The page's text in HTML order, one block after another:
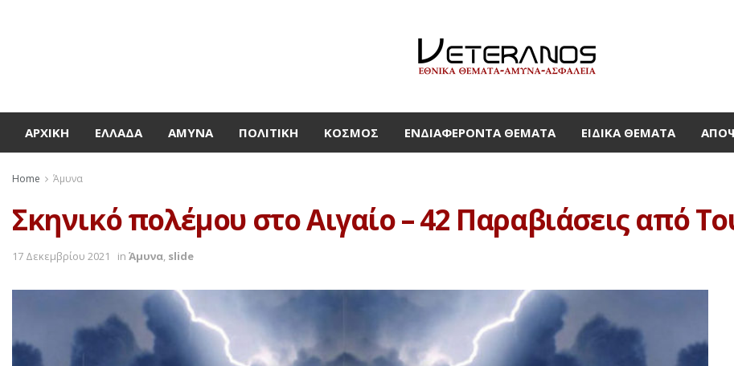
ΑΡΧΙΚΉ ΕΛΛΆΔΑ ΆΜΥΝΑ ΠΟΛΙΤΙΚΉ ΚΌΣΜΟΣ ΕΝΔΙΑΦΈΡΟΝΤΑ ΘΈΜΑΤΑ ΕΙΔΙΚΆ ΘΈΜΑΤΑ
Home Άμυνα
Σκηνικό πολέμου στο Αιγαίο – 42 Παραβιάσεις από
17 Δεκεμβρίου 2021 in Άμυνα, slide